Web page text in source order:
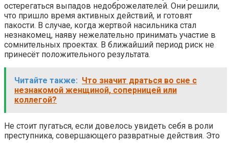
остерегаться выпадов недоброжелателей. Они решили,
что пришло время активных действий, и готовят
пакости. В случае, когда жертвой насильника стал
незнакомец, наяву нежелательно принимать участие в
сомнительных проектах. В ближайший период риск не
принесёт положительного результата.
Читайте также: Что значит драться во сне с
незнакомой женщиной, соперницей или
коллегой?
Не стоит пугаться, если довелось увидеть себя в роли
преступника, совершающего развратные действия. Это